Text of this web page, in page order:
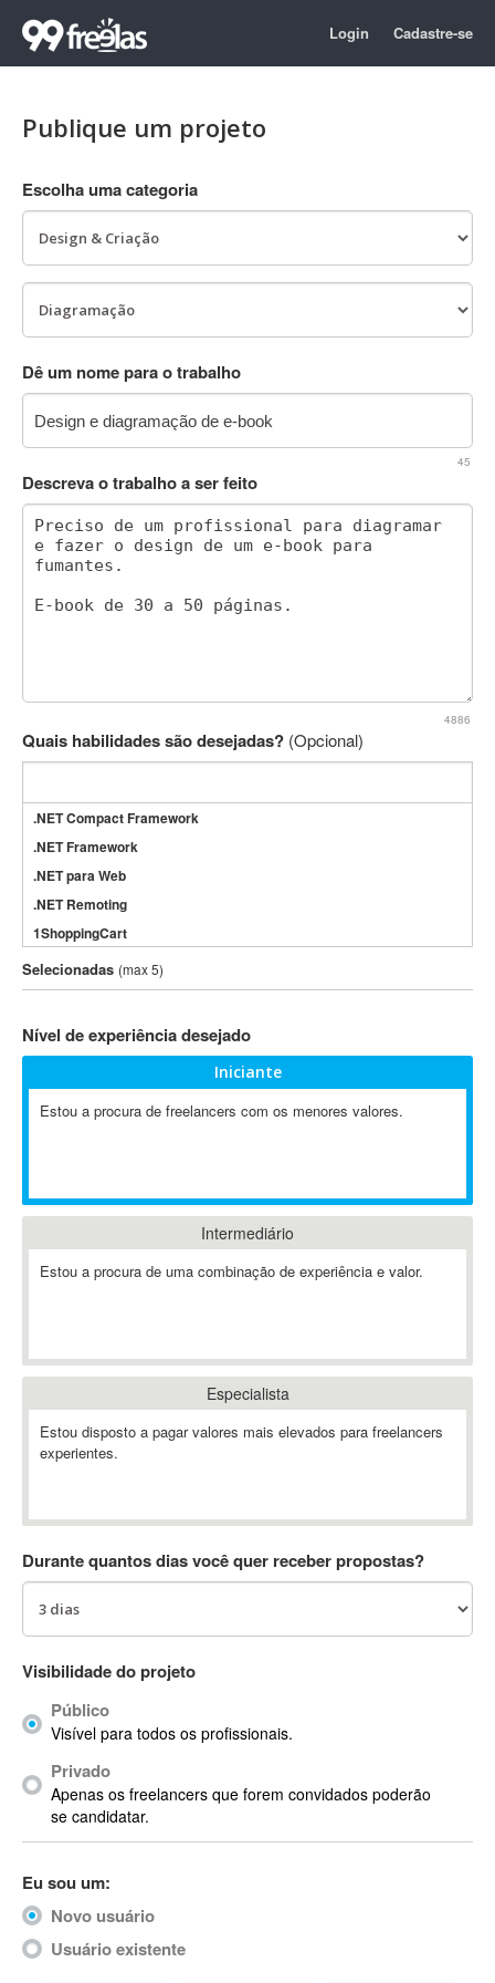
Login Cadastre-se
Publique um projeto
Escolha uma categoria
Dê um nome para o trabalho
45
Descreva o trabalho a ser feito
4886
Quais habilidades são desejadas? (Opcional)
.NET Compact Framework
.NET Framework
.NET para Web
.NET Remoting
1ShoppingCart
3DS Max
3GSM
802.11
A-GPS
ABAP
Abaqus
ABBYY FineReader
Ableton
Ableton Push
Abstract
AC3
ACID Pro
ACPI
Acrobat
Acrobat X
Acronis
ACT
Actimize
ActionScript
ActionScript 3
Selecionadas (max 5)
Nível de experiência desejado
Iniciante
Estou a procura de freelancers com os menores valores.
Intermediário
Estou a procura de uma combinação de experiência e valor.
Especialista
Estou disposto a pagar valores mais elevados para freelancers
experientes.
Durante quantos dias você quer receber propostas?
Visibilidade do projeto
Público
Visível para todos os profissionais.
Privado
Apenas os freelancers que forem convidados poderão
se candidatar.
Eu sou um:
Novo usuário
Usuário existente